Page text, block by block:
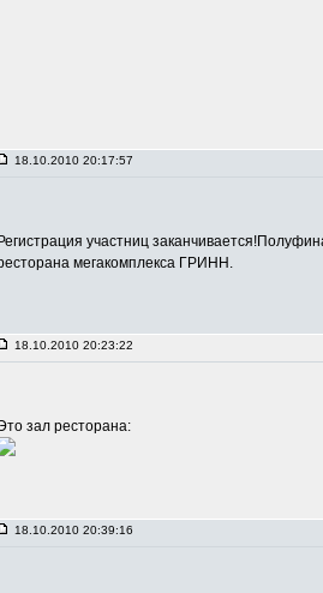
18.10.2010 20:17:57
Регистрация участниц
мегакомплекса ГРИНН.
18.10.2010 20:23:22
зал ресторана:
18.10.2010 20:39:16